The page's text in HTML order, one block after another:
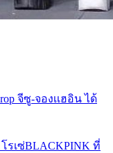
จีซู-จองเเฮอิน ได้
รเซ่BLACKPINK ที่